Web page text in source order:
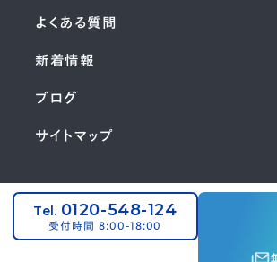
Tel. 0120-548-124
受付時間 8:00-18:00
よくある質問
新着情報
ブログ
サイトマップ
コーポレートサイト
©2024 NIHON IBUSHI
.LTD. All Rights